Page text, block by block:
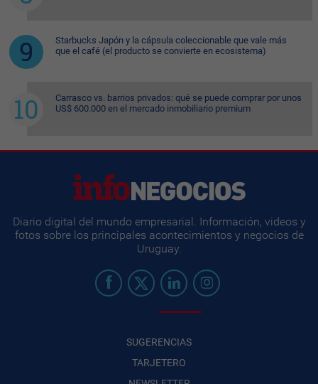
Starbucks Japón y la cápsula coleccionable que vale más
que el café (el producto se convierte en ecosistema)
Carrasco vs. barrios privados: qué se puede comprar por unos
US$ 600.000 en el mercado inmobiliario premium
Diario digital del mundo empresarial. Información, videos y
fotos sobre los principales acontecimientos y negocios de
Uruguay.
SUGERENCIAS
TARJETERO